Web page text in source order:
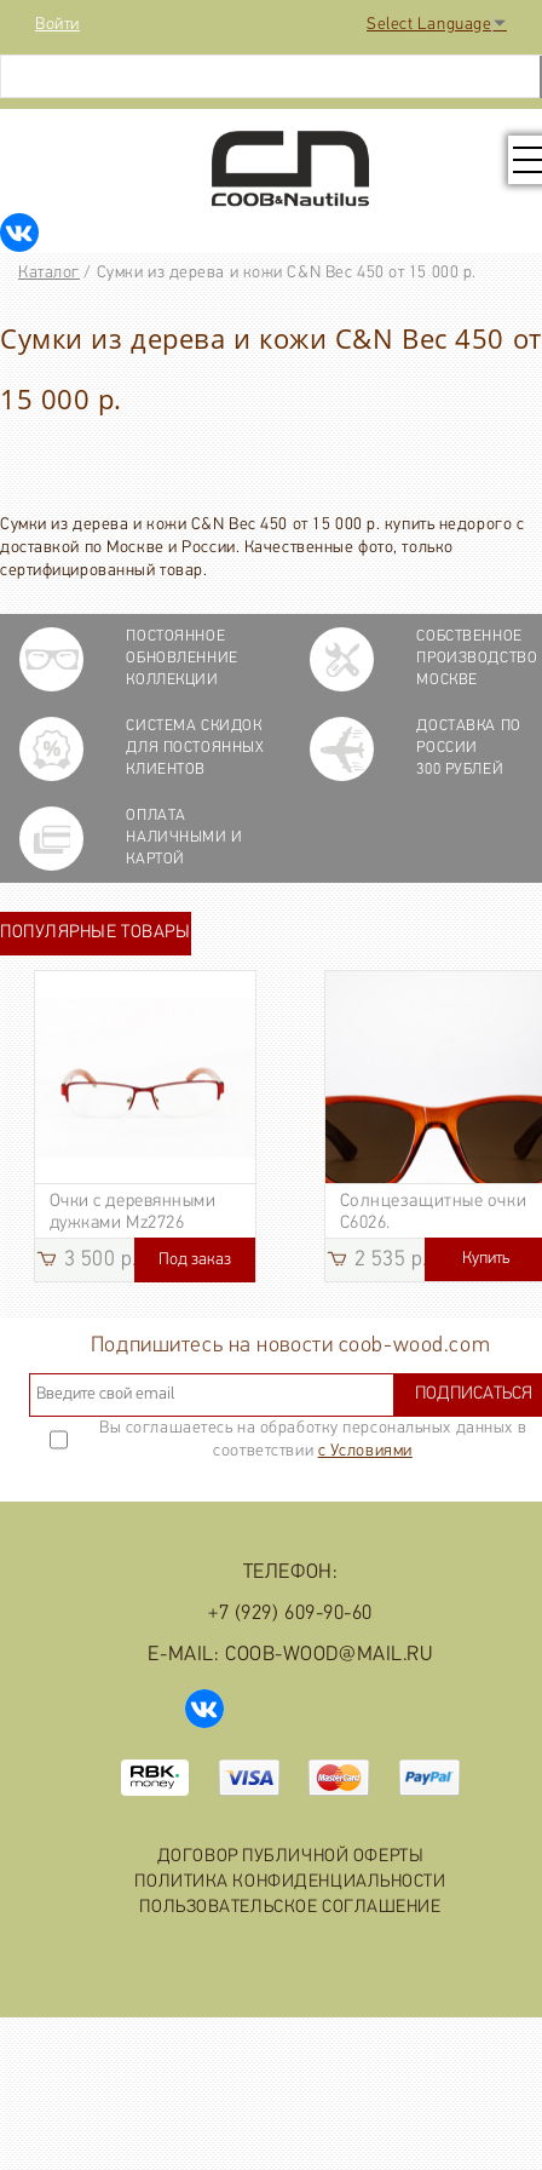
Select Language ▼
Войти
Каталог / Сумки из дерева и кожи C&N Вес 450 от 15 000 р.
Сумки из дерева и кожи C&N Вес 450 от
15 000 р.
Сумки из дерева и кожи C&N Вес 450 от 15 000 р. купить недорого с
доставкой по Москве и России. Качественные фото, только
сертифицированный товар.
ПОСТОЯННОЕ
ОБНОВЛЕННИЕ
КОЛЛЕКЦИИ
СОБСТВЕННОЕ
ПРОИЗВОДСТВО
МОСКВЕ
СИСТЕМА СКИДОК
ДЛЯ ПОСТОЯННЫХ
КЛИЕНТОВ
ДОСТАВКА ПО
РОССИИ
300 РУБЛЕЙ
ОПЛАТА
НАЛИЧНЫМИ И
КАРТОЙ
ПОПУЛЯРНЫЕ ТОВАРЫ
Очки с деревянными
дужками Mz2726
3 500 р. Под заказ
Солнцезащитные очки
C6026.
2 535 р. 3 185
Купить
Подпишитесь на новости coob-wood.com
ПОДПИСАТЬСЯ
Вы соглашаетесь на обработку персональных данных в
соответствии с Условиями
ТЕЛЕФОН:
+7 (929) 609-90-60
E-MAIL: COOB-WOOD@MAIL.RU
ДОГОВОР ПУБЛИЧНОЙ ОФЕРТЫ
ПОЛИТИКА КОНФИДЕНЦИАЛЬНОСТИ
ПОЛЬЗОВАТЕЛЬСКОЕ СОГЛАШЕНИЕ